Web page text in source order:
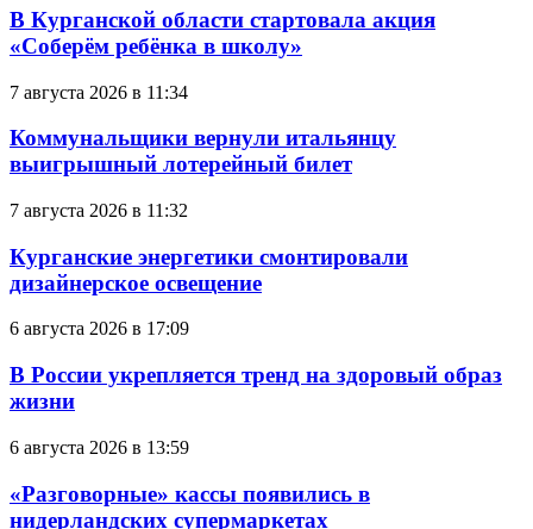
В Курганской области стартовала акция
«Соберём ребёнка в школу»
7 августа 2026 в 11:34
Коммунальщики вернули итальянцу
выигрышный лотерейный билет
7 августа 2026 в 11:32
Курганские энергетики смонтировали
дизайнерское освещение
6 августа 2026 в 17:09
В России укрепляется тренд на здоровый образ
жизни
6 августа 2026 в 13:59
«Разговорные» кассы появились в
нидерландских супермаркетах